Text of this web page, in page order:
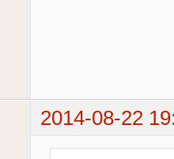
2014-08-22